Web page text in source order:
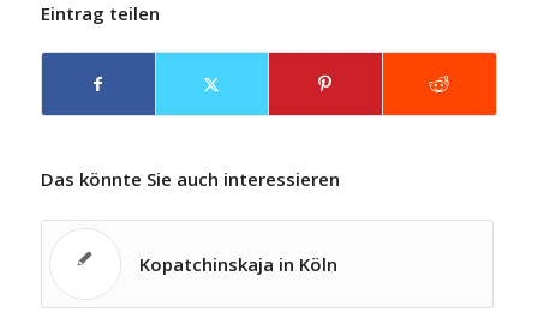
Eintrag teilen
Das könnte Sie auch interessieren
Kopatchinskaja in Köln